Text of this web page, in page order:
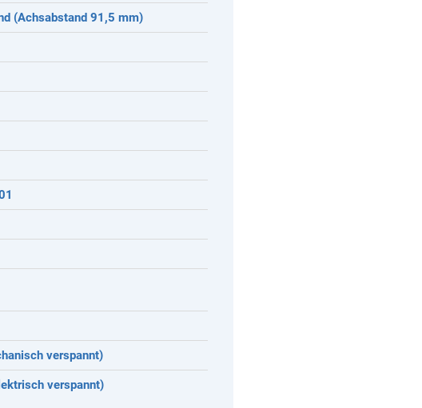
(Achsabstand 91,5 mm)
verspannt)
verspannt)